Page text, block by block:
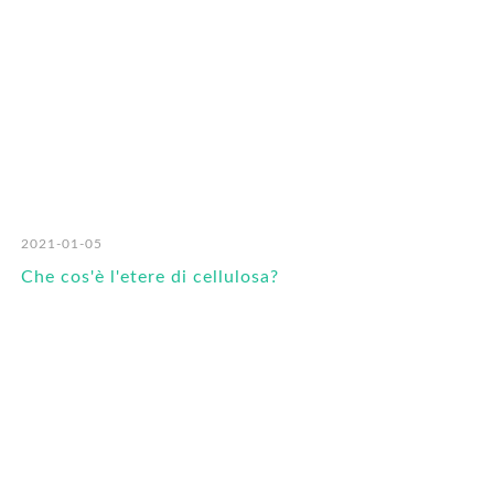
2021-01-05
Che cos'è l'etere di cellulosa?